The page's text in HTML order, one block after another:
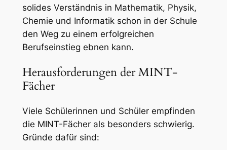
solides Verständnis in Mathematik, Physik,
Chemie und Informatik schon in der Schule
den Weg zu einem erfolgreichen
Berufseinstieg ebnen kann.
Herausforderungen der MINT-
Fächer
Viele Schülerinnen und Schüler empfinden
die MINT-Fächer als besonders schwierig.
Gründe dafür sind: